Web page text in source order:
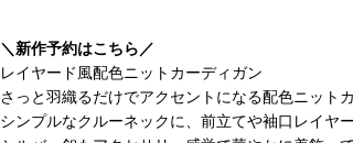
＼新作予約はこちら／
レイヤード風配色ニットカーディガン
さっと羽織るだけでアクセントになる配色ニット
シンプルなクルーネックに、前立てや袖口レイヤ